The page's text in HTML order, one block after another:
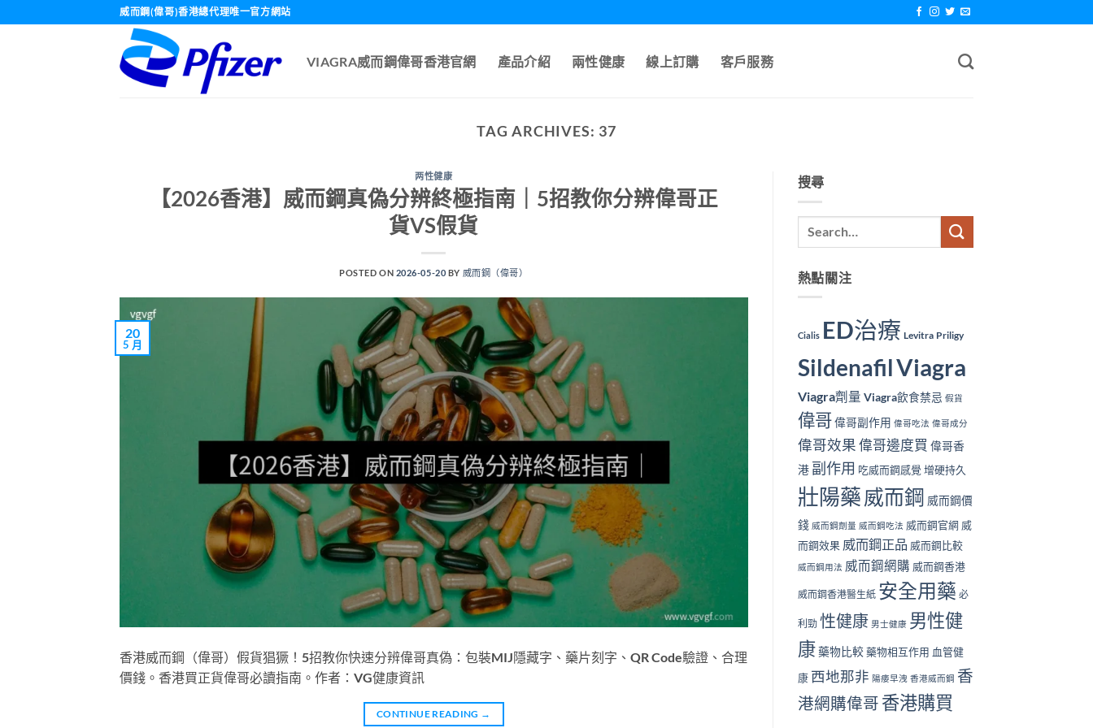
威而鋼(偉哥)香港總代理唯一官方網站
VIAGRA威而鋼偉哥香港官網 產品介紹 兩性健康 線上訂購 客戶服務
TAG ARCHIVES: 37
两性健康
【2026香港】威而鋼真偽分辨終極指南｜5招教你分辨偉哥正
貨VS假貨
POSTED ON 2026-05-20 BY 威而鋼（偉哥）
20
5 月
香港威而鋼（偉哥）假貨猖獗！5招教你快速分辨偉哥真偽：包裝MIJ隱藏字、藥片刻字、QR Code驗證、合理
價錢。香港買正貨偉哥必讀指南。作者：VG健康資訊
CONTINUE READING →
搜尋
熱點關注
Cialis ED治療 Levitra Priligy
SildenafilViagra
Viagra劑量 Viagra飲食禁忌 假貨
偉哥 偉哥副作用 偉哥吃法 偉哥成分
偉哥效果偉哥邊度買 偉哥香
港 副作用 吃威而鋼感覺 增硬持久
壯陽藥 威而鋼 威而鋼價
錢 威而鋼劑量 威而鋼吃法 威而鋼官網 威
而鋼效果 威而鋼正品 威而鋼比較
威而鋼用法 威而鋼網購 威而鋼香港
威而鋼香港醫生紙 安全用藥 必
利勁 性健康 男士健康 男性健
康 藥物比較 藥物相互作用 血管健
康 西地那非 陽痿早洩 香港威而鋼 香
港網購偉哥 香港購買